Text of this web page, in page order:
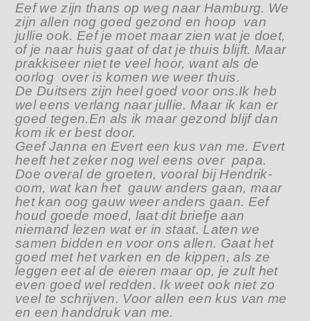
Eef we zijn thans op weg naar Hamburg. We
zijn allen nog goed gezond en hoop van
jullie ook. Eef je moet maar zien wat je doet,
of je naar huis gaat of dat je thuis blijft. Maar
prakkiseer niet te veel hoor, want als de
oorlog over is komen we weer thuis.
De Duitsers zijn heel goed voor ons.Ik heb
wel eens verlang naar jullie. Maar ik kan er
goed tegen.En als ik maar gezond blijf dan
kom ik er best door.
Geef Janna en Evert een kus van me. Evert
heeft het zeker nog wel eens over papa.
Doe overal de groeten, vooral bij Hendrik-
oom, wat kan het gauw anders gaan, maar
het kan oog gauw weer anders gaan. Eef
houd goede moed, laat dit briefje aan
niemand lezen wat er in staat. Laten we
samen bidden en voor ons allen. Gaat het
goed met het varken en de kippen, als ze
leggen eet al de eieren maar op, je zult het
even goed wel redden. Ik weet ook niet zo
veel te schrijven. Voor allen een kus van me
en een handdruk van me.